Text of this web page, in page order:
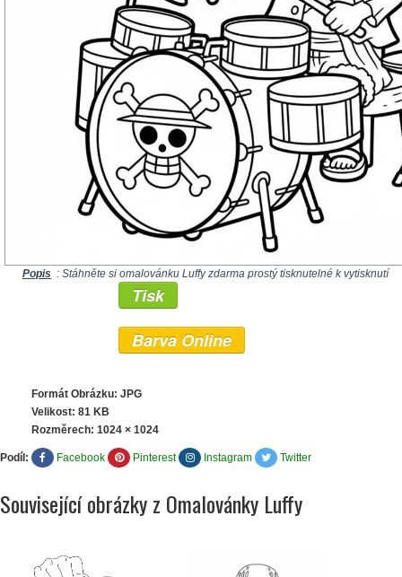
Popis : Stáhněte si omalovánku Luffy zdarma prostý tisknutelné k vytisknutí
Tisk
Barva Online
Formát Obrázku: JPG
Velikost: 81 KB
Rozměrech: 1024 × 1024
Podíl: Facebook Pinterest Instagram Twitter
Související obrázky z Omalovánky Luffy